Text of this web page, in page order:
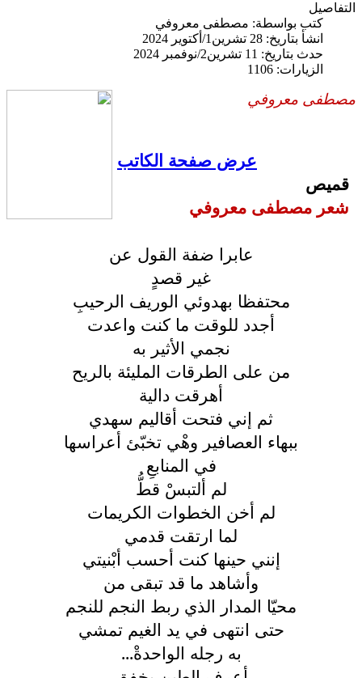
التفاصيل
كتب بواسطة: مصطفى معروفي
انشأ بتاريخ: 28 تشرين1/أكتوير 2024
حدث بتاريخ: 11 تشرين2/نوفمبر 2024
الزيارات: 1106
مصطفى معروفي
عرض صفحة الكاتب
قميص
شعر مصطفى معروفي
عابرا ضفة القول عن
غير قصدٍ
محتفظا بهدوئي الوريف الرحيبِ
أجدد للوقت ما كنت واعدت
نجمي الأثير به
من على الطرقات المليئة بالريح
أهرقت دالية
ثم إني فتحت أقاليم سهدي
ببهاء العصافير وهْي تخبّئ أعراسها
في المنابعِ
لم ألتبسْ قطُّ
لم أخن الخطوات الكريمات
لما ارتقت قدمي
إنني حينها كنت أحسب أبْنيتي
وأشاهد ما قد تبقى من
محيّا المدار الذي ربط النجم للنجم
حتى انتهى في يد الغيم تمشي
به رجله الواحدةْ...